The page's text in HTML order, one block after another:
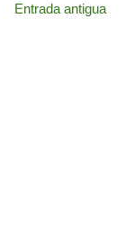
Entrada antigua